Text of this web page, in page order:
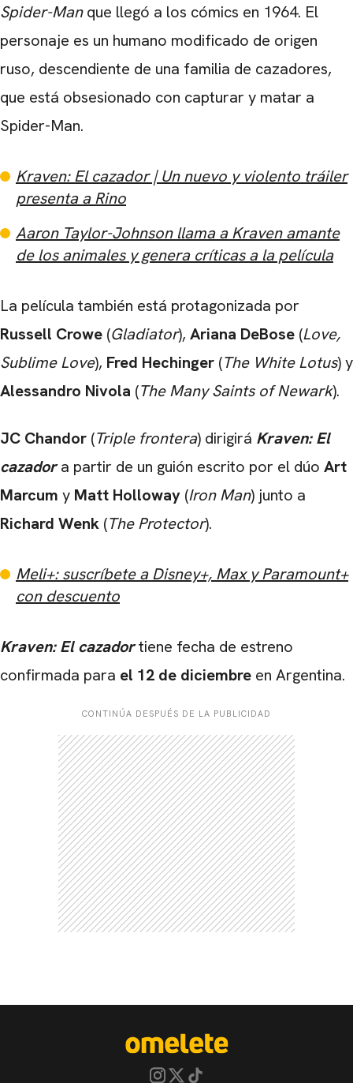
Spider-Manque llegó a los cómics en 1964. El
personaje es un humano modificado de origen
ruso, descendiente de una familia de cazadores,
que está obsesionado con capturar y matar a
Spider-Man.
Kraven: El cazador | Un nuevo y violento tráiler
presenta a Rino
Aaron Taylor-Johnson llama a Kraven amante
de los animales y genera críticas a la película
La película también está protagonizada por
Russell Crowe (Gladiator), Ariana DeBose (Love,
Sublime Love), Fred Hechinger (The White Lotus) y
Alessandro Nivola (The Many Saints of Newark).
JC Chandor (Triple frontera) dirigirá Kraven: El
cazadora partir de un guión escrito por el dúo Art
Marcum y Matt Holloway (Iron Man) junto a
Richard Wenk (The Protector).
Meli+: suscríbete a Disney+, Max y Paramount+
con descuento
Kraven: El cazadortiene fecha de estreno
confirmada para el 12 de diciembre en Argentina.
CONTINÚA DESPUÉS DE LA PUBLICIDAD